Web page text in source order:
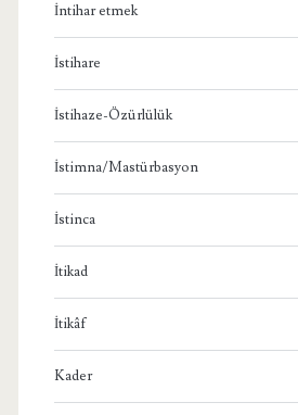
İntihar etmek
İstihare
İstihaze-Özürlülük
İstimna/Mastürbasyon
İstinca
İtikad
İtikâf
Kader